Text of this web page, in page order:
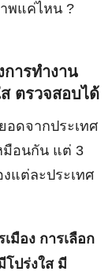
พแค่ไหน ?
ารทำงาน
ตรวจสอบได้
อดจากประเทศ
มือนกัน แต่ 3
แต่ละประเทศ
มือง การเลือก
โปร่งใส มี